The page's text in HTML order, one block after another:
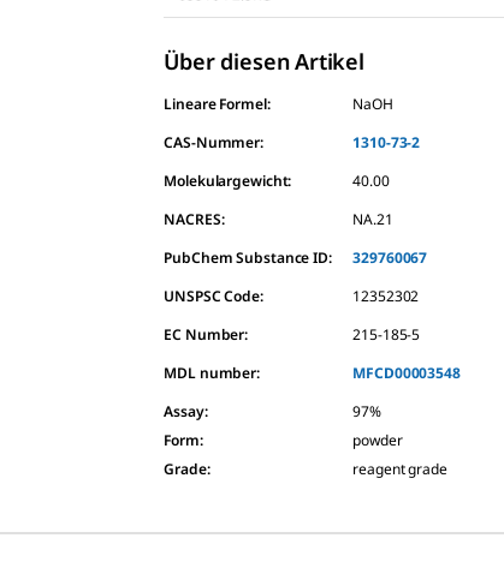
Über diesen Artikel
Lineare Formel:
NaOH
CAS-Nummer:
1310-73-2
Molekulargewicht:
40.00
NACRES:
NA.21
PubChem Substance ID:
329760067
UNSPSC Code:
12352302
EC Number:
215-185-5
MDL number:
MFCD00003548
Assay:
97%
Form:
powder
Grade: reagent grade